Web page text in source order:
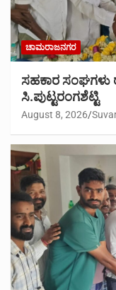
ಚಾಮರಾಜನಗರ
ಸಹಕಾರ ಸಂಘಗಳು
ಸಿ.ಪುಟ್ಟರಂಗಶೆಟ್ಟಿ
August 8, 2026